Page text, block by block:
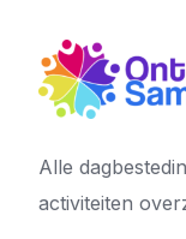
Alle
activiteiten